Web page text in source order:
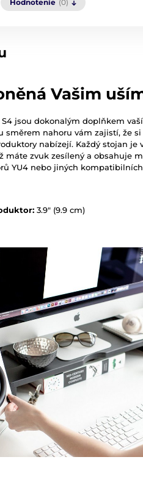
Hodnotenie (0)
Vašim
jsou dokonalým doplňkem
směrem nahoru vám zajistí, že
nabízejí. Každý stojan je
máte zvuk zesílený a obsahuje
YU4 nebo jiných
3.9" (9.9 cm)